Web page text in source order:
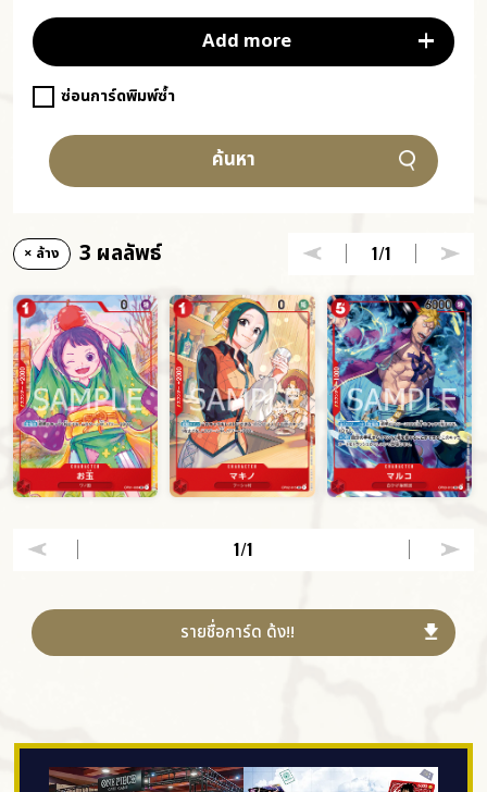
Add more
ซ่อนการ์ดพิมพ์ซ้ำ
ค้นหา
× ล้าง 3 ผลลัพธ์ 1/1
1/1
รายชื่อการ์ด ด้ง!!